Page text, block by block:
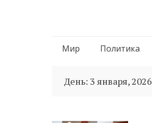
Перейти
содержимому
Мир Политика
День: 3 января, 2026